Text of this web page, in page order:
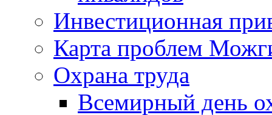
Инвестиционная
Карта проблем
Охрана труда
Всемирный день